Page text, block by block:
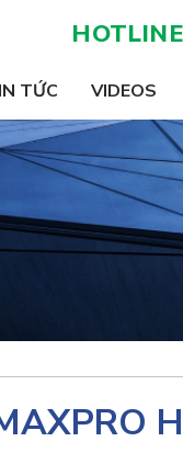
TỨC VIDEOS